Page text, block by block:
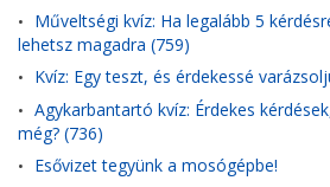
• Műveltségi kvíz: Ha legalább 5
lehetsz magadra (759)
• Kvíz: Egy teszt, és érdekessé
• Agykarbantartó kvíz: Érdekes
még? (736)
• Esővizet tegyünk a mosógépbe!